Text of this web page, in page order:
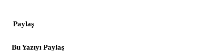
Paylaş
Bu Yazıyı Paylaş